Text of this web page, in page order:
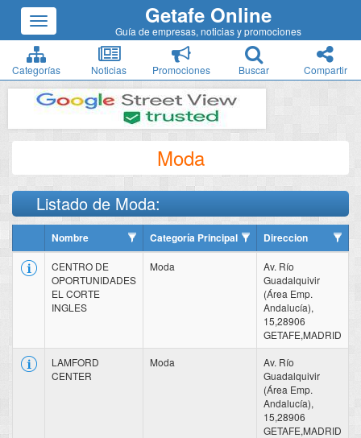
Getafe Online
Guía de empresas, noticias y promociones
Categorías Noticias Promociones Buscar Compartir
Moda
Listado de Moda:
Nombre Categoría Principal Direccion
CENTRO DE
OPORTUNIDADES
EL CORTE
INGLES
Moda
Av. Río
Guadalquivir
(Área Emp.
Andalucía),
15,28906
GETAFE,MADRID
LAMFORD
CENTER
Moda
Av. Río
Guadalquivir
(Área Emp.
Andalucía),
15,28906
GETAFE,MADRID